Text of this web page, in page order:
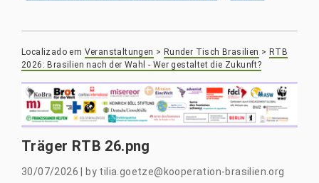
Localizado em Veranstaltungen > Runder Tisch Brasilien > RTB
2026: Brasilien nach der Wahl - Wer gestaltet die Zukunft?
Träger RTB 26.png
30/07/2026 by tilia.goetze@kooperation-brasilien.org